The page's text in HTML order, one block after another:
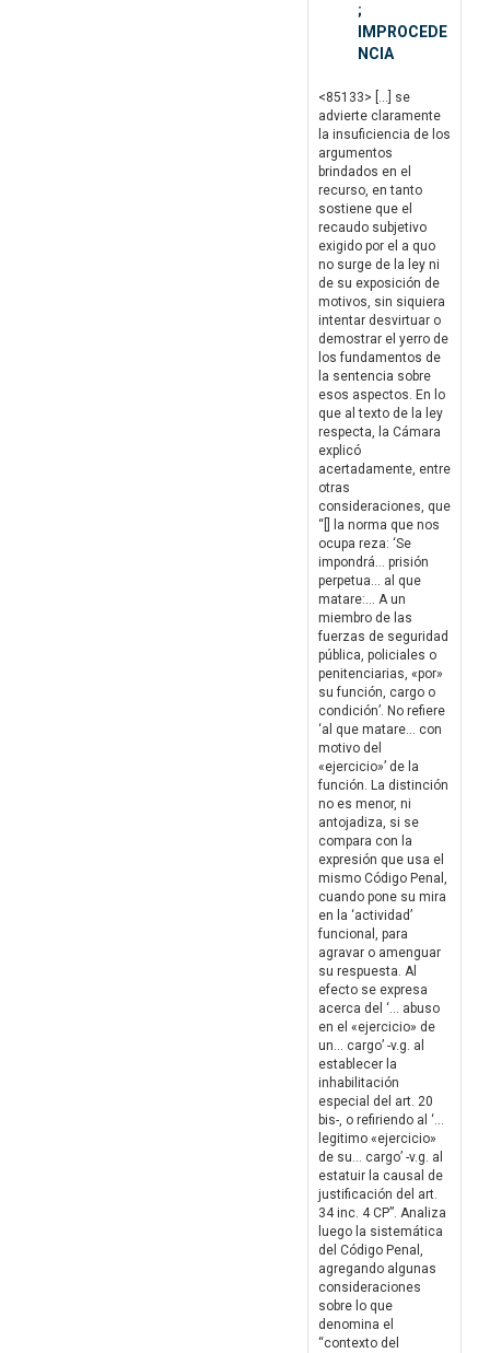
;
IMPROCEDE
NCIA
<85133> […] se
advierte claramente
la insuficiencia de los
argumentos
brindados en el
recurso, en tanto
sostiene que el
recaudo subjetivo
exigido por el a quo
no surge de la ley ni
de su exposición de
motivos, sin siquiera
intentar desvirtuar o
demostrar el yerro de
los fundamentos de
la sentencia sobre
esos aspectos. En lo
que al texto de la ley
respecta, la Cámara
explicó
acertadamente, entre
otras
consideraciones, que
“[] la norma que nos
ocupa reza: ‘Se
impondrá… prisión
perpetua… al que
matare:… A un
miembro de las
fuerzas de seguridad
pública, policiales o
penitenciarias, «por»
su función, cargo o
condición’. No refiere
‘al que matare… con
motivo del
«ejercicio»’ de la
función. La distinción
no es menor, ni
antojadiza, si se
compara con la
expresión que usa el
mismo Código Penal,
cuando pone su mira
en la ‘actividad’
funcional, para
agravar o amenguar
su respuesta. Al
efecto se expresa
acerca del ‘… abuso
en el «ejercicio» de
un… cargo’ -v.g. al
establecer la
inhabilitación
especial del art. 20
bis-, o refiriendo al ‘…
legitimo «ejercicio»
de su… cargo’ -v.g. al
estatuir la causal de
justificación del art.
34 inc. 4 CP”. Analiza
luego la sistemática
del Código Penal,
agregando algunas
consideraciones
sobre lo que
denomina el
“contexto del